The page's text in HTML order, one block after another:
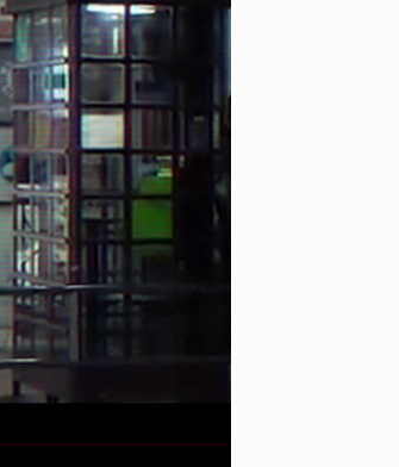
VOICE OF FREEDOM
AKIRA OZAWA / 尾澤 彰